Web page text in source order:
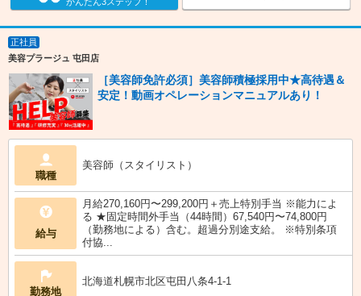
正社員
美容プラージュ 屯田店
［美容師免許必須］美容師積極採用中★高待遇＆
安定！動画オペレーションマニュアルあり！
職種
美容師（スタイリスト）
給与
月給270,160円〜299,200円＋売上特別手当 ※能力によ
る ★固定時間外手当（44時間）67,540円〜74,800円
（勤務地による）含む。超過分別途支給。 ※特別条項
付協...
勤務地
北海道札幌市北区屯田八条4-1-1